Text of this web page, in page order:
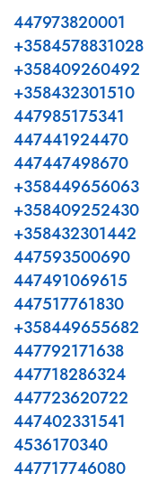
447973820001
+3584578831028
+358409260492
+358432301510
447985175341
447441924470
447447498670
+358449656063
+358409252430
+358432301442
447593500690
447491069615
447517761830
+358449655682
447792171638
447718286324
447723620722
447402331541
4536170340
447717746080